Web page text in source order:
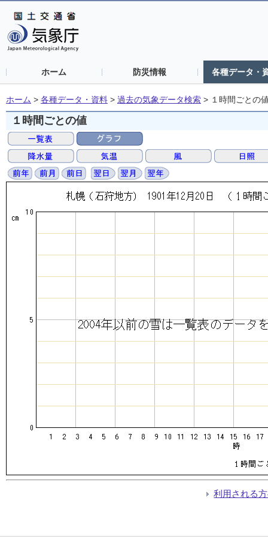
ホーム 防災情報 各種データ・
ホーム > 各種データ・資料 > 過去の気象データ検索 > １時間ごとの
１時間ごとの値
利用される